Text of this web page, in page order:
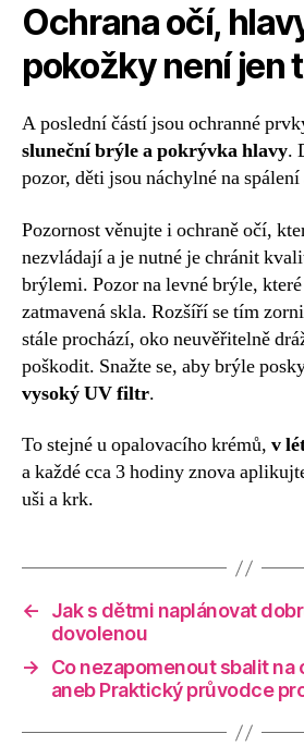
Ochrana očí,
pokožky není jen
A poslední částí jsou ochranné
sluneční brýle a pokrývka hlavy.
pozor, děti jsou náchylné na spálení
Pozornost věnujte i ochraně očí,
nezvládají a je nutné je chránit
brýlemi. Pozor na levné brýle,
zatmavená skla. Rozšíří se tím
stále prochází, oko neuvěřitelně
poškodit. Snažte se, aby brýle
vysoký UV filtr.
To stejné u opalovacího krémů, v
a každé cca 3 hodiny znova
uši a krk.
←
Jak s dětmi naplánovat
dovolenou
→
Co nezapomenout sbalit na
aneb Praktický průvodce